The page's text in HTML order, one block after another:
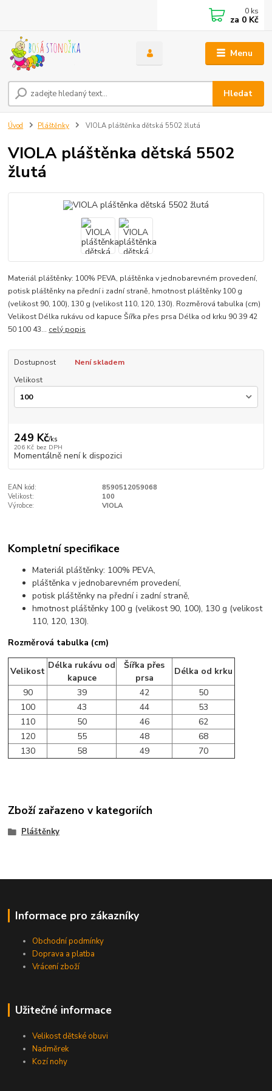
Menu
Hledat
0 ks
za 0 Kč
Úvod Pláštěnky VIOLA pláštěnka dětská 5502 žlutá
VIOLA pláštěnka dětská 5502
žlutá
Materiál pláštěnky: 100% PEVA, pláštěnka v jednobarevném provedení,
potisk pláštěnky na přední i zadní straně, hmotnost pláštěnky 100 g
(velikost 90, 100), 130 g (velikost 110, 120, 130). Rozměrová tabulka (cm)
Velikost Délka rukávu od kapuce Šířka přes prsa Délka od krku 90 39 42
50 100 43... celý popis
Dostupnost
Není skladem
Velikost
249 Kč/ks
206 Kč bez DPH
Momentálně není k dispozici
EAN kód:
8590512059068
Velikost:
100
Výrobce:
VIOLA
Kompletní specifikace
Materiál pláštěnky: 100% PEVA,
pláštěnka v jednobarevném provedení,
potisk pláštěnky na přední i zadní straně,
hmotnost pláštěnky 100 g (velikost 90, 100), 130 g (velikost
110, 120, 130).
Rozměrová tabulka (cm)
Velikost
Délka rukávu od
kapuce
Šířka přes
prsa
Délka od krku
90
39 42
50
100
43 44
53
110
50 46
62
120
55 48
68
130
58 49 70
Zboží zařazeno v kategoriích
Pláštěnky
Informace pro zákazníky
Obchodní podmínky
Doprava a platba
Vrácení zboží
Užitečné informace
Velikost dětské obuvi
Nadměrek
Kozí nohy